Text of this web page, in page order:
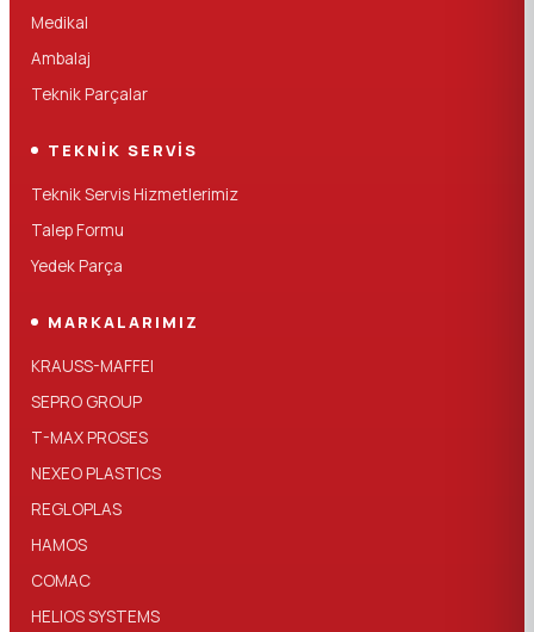
Medikal
Ambalaj
Teknik Parçalar
TEKNIK SERVIS
Teknik Servis Hizmetlerimiz
Talep Formu
Yedek Parça
MARKALARIMIZ
KRAUSS-MAFFEI
SEPRO GROUP
T-MAX PROSES
NEXEO PLASTICS
REGLOPLAS
HAMOS
COMAC
HELIOS SYSTEMS